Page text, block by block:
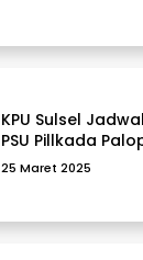
KPU Sulsel
PSU Pillkada
25 Maret 2025